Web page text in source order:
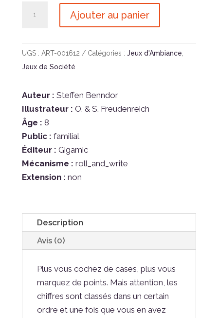
Ajouter au panier
UGS : ART-001612 Catégories : Jeux d'Ambiance,
Jeux de Société
Auteur : Steffen Benndor
Illustrateur : O. & S. Freudenreich
Âge : 8
Public : familial
Éditeur : Gigamic
Mécanisme : roll_and_write
Extension : non
Description
Avis (0)
Plus vous cochez de cases, plus vous
marquez de points. Mais attention, les
chiffres sont classés dans un certain
ordre et une fois que vous en avez